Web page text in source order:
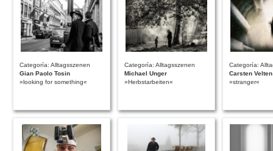
Categoría: Alltagsszenen
Gian Paolo Tosin
»looking for something«
Categoría: Alltagsszenen
Michael Unger
»Herbstarbeiten«
Categoría:
Carsten Velten
»stranger«